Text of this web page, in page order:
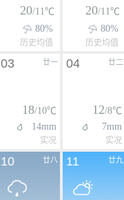
20/11℃
80%
历史均值
20/11℃
80%
历史均值
廿一
03
18/10℃
14mm
实况
廿二
04
12/8℃
7mm
实况
廿八
10 廿九
11